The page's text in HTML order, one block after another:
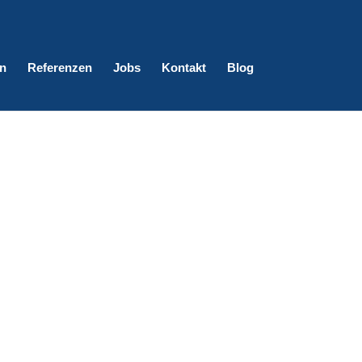
Referenzen Jobs Kontakt Blog